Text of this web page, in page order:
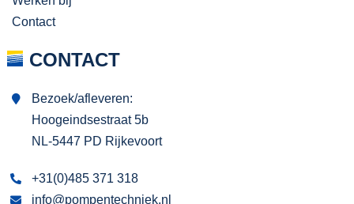
Contact
CONTACT
Bezoek/afleveren:
Hoogeindsestraat 5b
NL-5447 PD Rijkevoort
+31(0)485 371 318
info@pompentechniek.nl